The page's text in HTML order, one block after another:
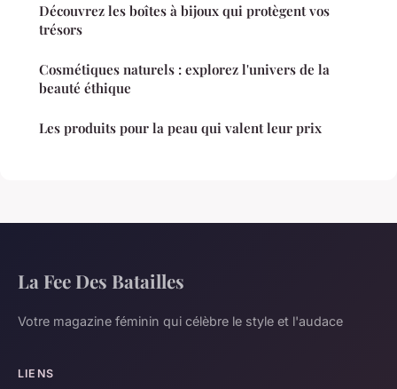
Découvrez les boîtes à bijoux qui protègent vos
trésors
Cosmétiques naturels : explorez l'univers de la
beauté éthique
Les produits pour la peau qui valent leur prix
La Fee Des Batailles
Votre magazine féminin qui célèbre le style et l'audace
LIENS